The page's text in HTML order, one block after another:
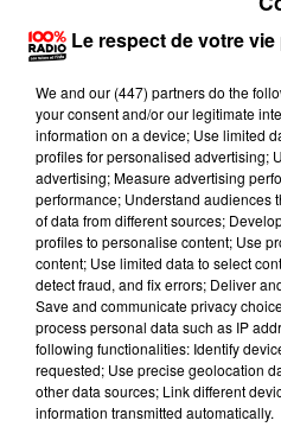
Lecture (4 min 14 sec)
100%
Le respect de votre
We and our (447) partnersdo the
your consent and/or our legitimate
information on a device; Use limited
profiles for personalised advertising;
advertising; Measure advertising
performance; Understand audiences
of data from different sources;
profiles to personalise content; Use
content; Use limited data to select
detect fraud, and fix errors; Deliver
Save and communicate privacy
process personal data such as IP
following functionalities: Identify
requested; Use precise geolocation
other data sources; Link different
information transmitted automatically.